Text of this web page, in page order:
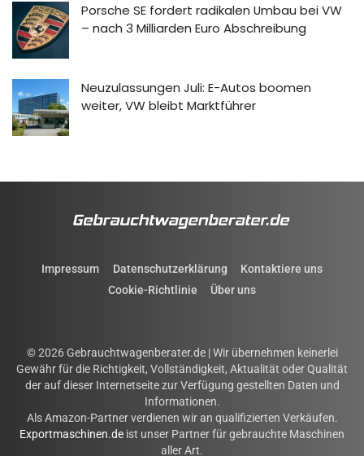
Porsche SE fordert radikalen Umbau bei VW
– nach 3 Milliarden Euro Abschreibung
Neuzulassungen Juli: E-Autos boomen
weiter, VW bleibt Marktführer
Impressum Datenschutzerklärung
Kontaktiere uns
Cookie-Richtlinie
Über uns
© 2026 Gebrauchtwagenberater.de | Wir übernehmen keinerlei
Gewähr für die Richtigkeit, Vollständigkeit, Aktualität oder Qualität
der auf dieser Internetseite zur Verfügung gestellten Daten und
Informationen.
Als Amazon-Partner verdienen wir an qualifizierten Verkäufen.
Exportmaschinen.de ist unser Partner für gebrauchte Maschinen
aller Art.